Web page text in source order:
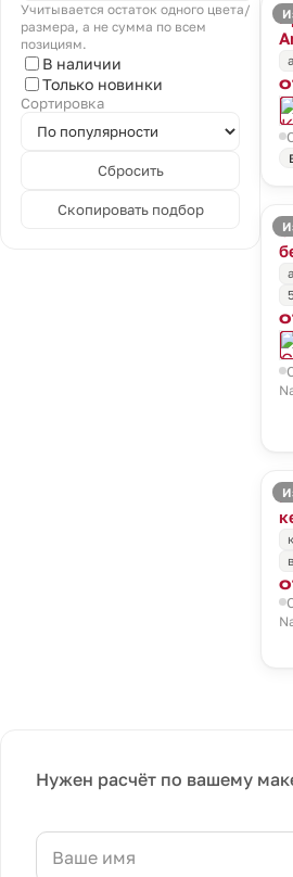
Учитывается остаток одного цвета/
размера, а не сумма по всем
позициям.
В наличии
Только новинки
Сортировка
Сбросить
Скопировать подбор
Нужен расчёт по вашему